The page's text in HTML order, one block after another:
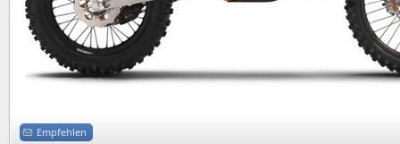
Empfehlen